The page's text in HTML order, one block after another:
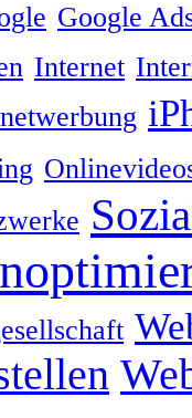
Google
Internet